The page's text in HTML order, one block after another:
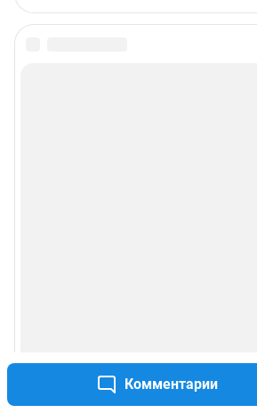
Комментарии